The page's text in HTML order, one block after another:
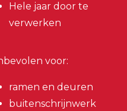
Hele jaar door te
verwerken
voor:
ramen en deuren
buitenschrijnwerk